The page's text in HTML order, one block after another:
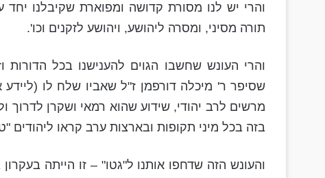
והרי יש לנו מסורת קדושה ומפוארת שקיבלנו
תורה מסיני, ומסרה ליהושע, ויהושע לזקנים וכו'.
והרי העונש שחשבו הגוים להענישנו בכל הדורות
שסיפר ר' מיכלה דורפמן ז"ל שאביו שלח לו (ליידע
מרשים לרב יהודי, שידוע שהוא רמאי ושקרן
בזה בכל מיני תקופות ובארצות ערב קראו ליהודים
והעונש הזה שדחפו אותנו ל"גטו" – זו הייתה